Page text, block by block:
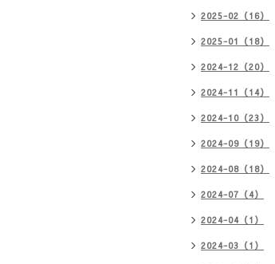
2025-02（16）
2025-01（18）
2024-12（20）
2024-11（14）
2024-10（23）
2024-09（19）
2024-08（18）
2024-07（4）
2024-04（1）
2024-03（1）